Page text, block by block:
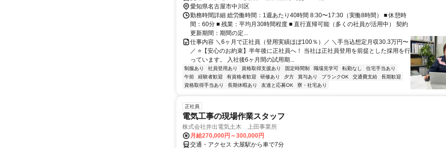
愛知県名古屋市中川区
勤務時間詳細 総労働時間：1週あたり40時間 8:30〜17:30（実働8時間） ■ 休憩時
間：60分 ■ 残業：平均月30時間程度 ■ 直行直帰可能（多くの社員が活用中） 契約
更新期間：期間の定...
仕事内容 ＼6ヶ月で正社員（登用実績ほぼ100％）／ ＼手当込想定月収30.3万円〜
／ ⭐【安心のお約束】半年後に正社員へ！ 当社は正社員登用を前提とした採用を行
っています。 入社後6ヶ月間の試用期...
制服あり 社員登用あり 資格取得支援あり 固定時間制 職場見学可 転勤なし
住宅手当あり
午前
経験者歓迎 有資格者歓迎 研修あり 夕方 賞与あり ブランクOK 交通費支給
長期歓迎
資格取得手当あり
長期休暇あり 友達と応募OK 寮・社宅あり
正社員
電気工事の現場作業スタッフ
株式会社井出電気土木 上田事業所
月給270,000円～300,000円
交通・アクセス 大屋駅から車で7分